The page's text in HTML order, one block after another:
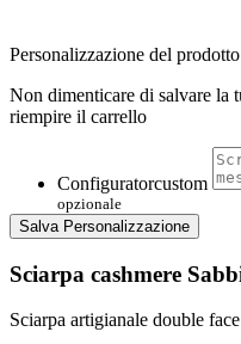
Personalizzazione del prodotto
Non dimenticare di salvare la
riempire il carrello
Configuratorcustom
opzionale
Salva Personalizzazione
Sciarpa cashmere
Sciarpa artigianale double